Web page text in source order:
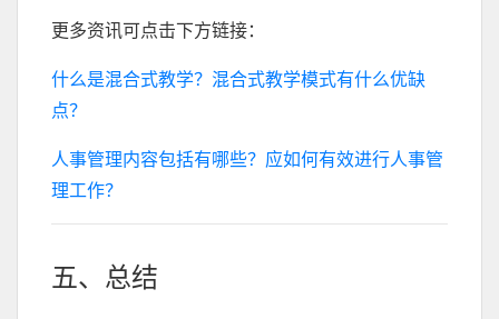
更多资讯可点击下方链接：
什么是混合式教学？混合式教学模式有什么优缺
点？
人事管理内容包括有哪些？应如何有效进行人事管
理工作？
五、总结